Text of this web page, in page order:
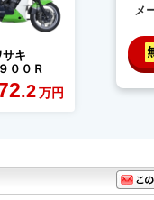
サキ
００Ｒ
.2万円
メ